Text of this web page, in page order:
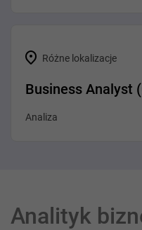
Różne lokalizacje
Business Analyst
Analiza
Analityk